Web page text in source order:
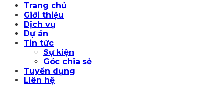
Trang chủ
Giới thiệu
Dịch vụ
Dự án
Tin tức
Sự kiện
Góc chia sẻ
Tuyển dụng
Liên hệ